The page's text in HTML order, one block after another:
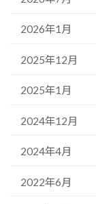
2026年1月
2025年12月
2025年1月
2024年12月
2024年4月
2022年6月